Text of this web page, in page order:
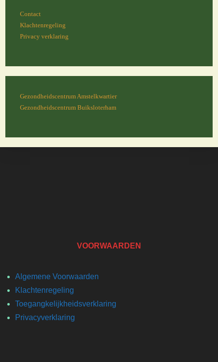
Contact
Klachtenregeling
Privacy verklaring
Gezondheidscentrum Amstelkwartier
Gezondheidscentrum Buiksloterham
VOORWAARDEN
Algemene Voorwaarden
Klachtenregeling
Toegangkelijkheidsverklaring
Privacyverklaring